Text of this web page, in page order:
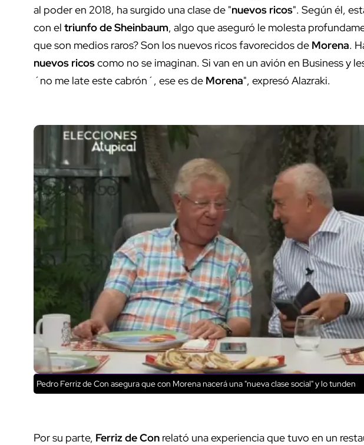
al poder en 2018, ha surgido una clase de "nuevos ricos". Según él,
con el triunfo de Sheinbaum, algo que aseguró le molesta
que son medios raros? Son los nuevos ricos favorecidos de Morena.
nuevos ricoscomo no se imaginan. Si van en un avión en Business y
´no me late este cabrón´, ese es de Morena", expresó Alazraki.
Pedro Ferriz de Con asegura que con Morena nacerá una "nueva clase social" y lo tunden
Por su parte, Ferriz de Con relató una experiencia que tuvo en un